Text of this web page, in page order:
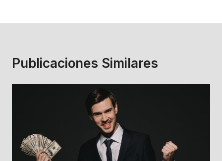
Publicaciones Similares